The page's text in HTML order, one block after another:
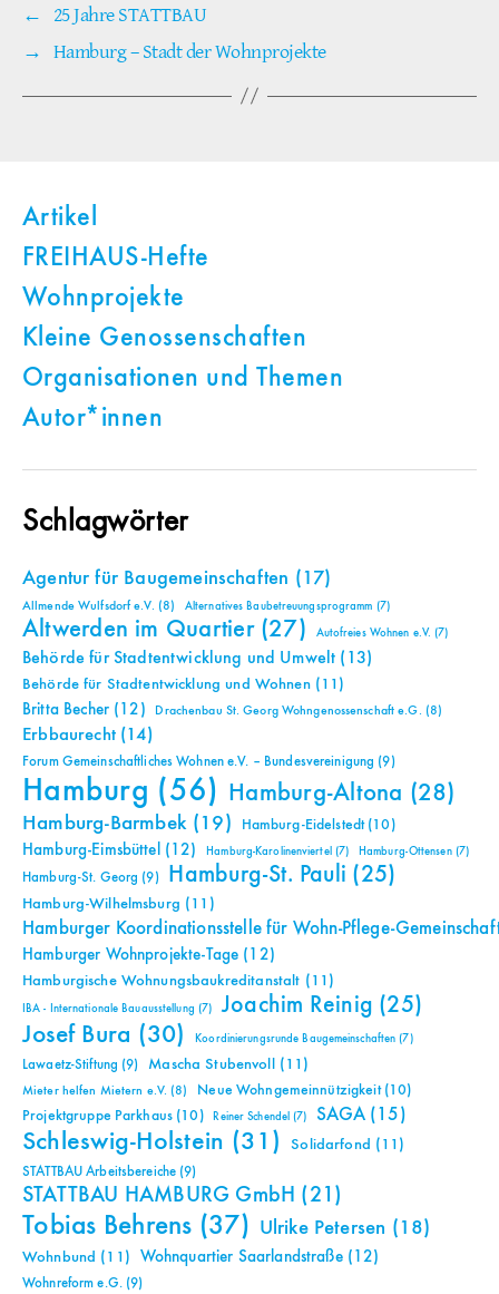
←
25 Jahre STATTBAU
→ Hamburg – Stadt der Wohnprojekte
Artikel
FREIHAUS-Hefte
Wohnprojekte
Kleine Genossenschaften
Organisationen und Themen
Autor*innen
Schlagwörter
Agentur für Baugemeinschaften (17)
Allmende Wulfsdorf e.V. (8) Alternatives Baubetreuungsprogramm (7)
Altwerden im Quartier(27) Autofreies Wohnen e.V. (7)
Behörde für Stadtentwicklung und Umwelt (13)
Behörde für Stadtentwicklung und Wohnen(11)
Britta Becher(12) Drachenbau St. Georg Wohngenossenschaft e.G. (8)
Erbbaurecht(14)
Forum Gemeinschaftliches Wohnen e.V. – Bundesvereinigung (9)
Hamburg (56) Hamburg-Altona (28)
Hamburg-Barmbek (19) Hamburg-Eidelstedt(10)
Hamburg-Eimsbüttel (12) Hamburg-Karolinenviertel (7) Hamburg-Ottensen(7)
Hamburg-St. Georg (9) Hamburg-St. Pauli (25)
Hamburg-Wilhelmsburg (11)
Hamburger Koordinationsstelle für Wohn-Pflege-
Hamburger Wohnprojekte-Tage (12)
Hamburgische Wohnungsbaukreditanstalt (11)
IBA - Internationale Bauausstellung (7) Joachim Reinig (25)
Josef Bura (30) Koordinierungsrunde Baugemeinschaften (7)
Lawaetz-Stiftung (9) Mascha Stubenvoll (11)
Mieter helfen Mietern e.V. (8) Neue Wohngemeinnützigkeit(10)
Projektgruppe Parkhaus (10) Reiner Schendel (7) SAGA(15)
Schleswig-Holstein (31) Solidarfond (11)
STATTBAU Arbeitsbereiche (9)
STATTBAU HAMBURG GmbH (21)
Tobias Behrens (37) Ulrike Petersen (18)
Wohnbund (11) Wohnquartier Saarlandstraße(12)
Wohnreform e.G. (9)